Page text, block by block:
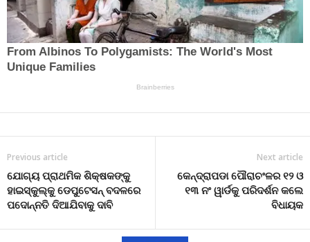
Previous article
ଯୋଗ୍ୟ ପ୍ରାଥମିକ ଶିକ୍ଷକଙ୍କୁ
ହାଇସ୍କୁଲ୍‌କୁ ଡେପୁଟେସନ୍ ବଦଳରେ
ପଦୋନ୍ନତି ଦିଆଯିବାକୁ ଦାବି
Next article
କେନ୍ଦ୍ରାପଡା ପୌରାଚଂଳର ୧୨ ଓ
୧୩ ନଂ ୱାର୍ଡକୁ ପରିଦର୍ଶନ କଲେ
ବିଧାୟକ